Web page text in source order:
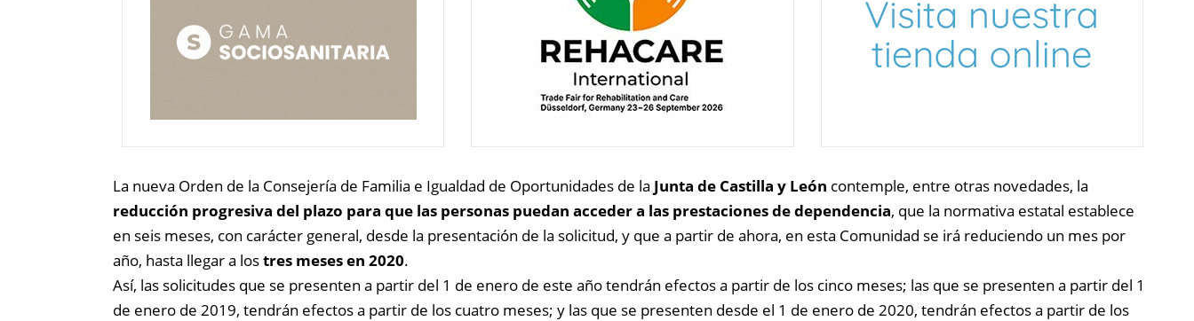
La nueva Orden de la Consejería de Familia e Igualdad de Oportunidades de la Junta de Castilla y León contemple, entre otras novedades, la
reducción progresiva del plazo para que las personas puedan acceder a las prestaciones de dependencia, que la normativa estatal establece
en seis meses, con carácter general, desde la presentación de la solicitud, y que a partir de ahora, en esta Comunidad se irá reduciendo un mes por
año, hasta llegar a lostres meses en 2020.
Así, las solicitudes que se presenten a partir del 1 de enero de este año tendrán efectos a partir de los cinco meses; las que se presenten a partir del 1
de enero de 2019, tendrán efectos a partir de los cuatro meses; y las que se presenten desde el 1 de enero de 2020, tendrán efectos a partir de los